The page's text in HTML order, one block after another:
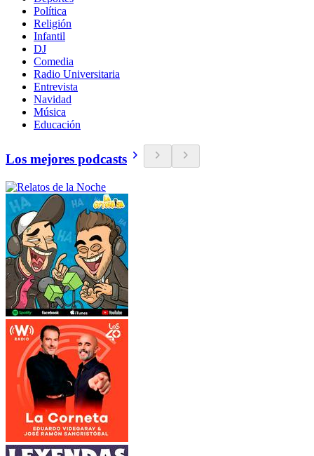
Política
Religión
Infantil
DJ
Comedia
Radio Universitaria
Entrevista
Navidad
Música
Educación
Los mejores podcasts